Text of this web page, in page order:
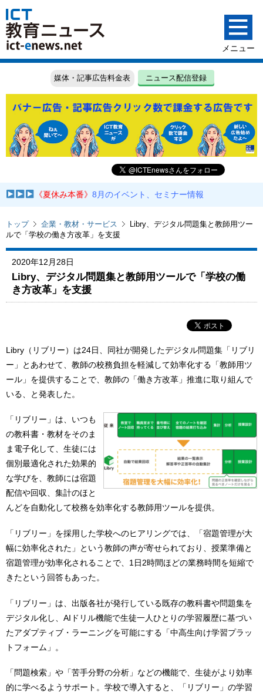
媒体・記事広告料金表 ニュース配信登録
《夏休み本番》8月のイベント、セミナー情報
トップ 企業・教材・サービス
Libry、デジタル問題集と教師用ツー
ルで「学校の働き方改革」を支援
2020年12月28日
Libry、デジタル問題集と教師用ツールで「学校の働
き方改革」を支援
Libry（リブリー）は24日、同社が開発したデジタル問題集「リブリ
ー」とあわせて、教師の校務負担を軽減して効率化する「教師用ツ
ール」を提供することで、教師の「働き方改革」推進に取り組んで
いる、と発表した。
「リブリー」は、いつも
の教科書・教材をそのま
ま電子化して、生徒には
個別最適化された効果的
な学びを、教師には宿題
配信や回収、集計のほと
んどを自動化して校務を効率化する教師用ツールを提供。
「リブリー」を採用した学校へのヒアリングでは、「宿題管理が大
幅に効率化された」という教師の声が寄せられており、授業準備と
宿題管理が効率化されることで、1日2時間ほどの業務時間を短縮で
きたという回答もあった。
「リブリー」は、出版各社が発行している既存の教科書や問題集を
デジタル化し、AIドリル機能で生徒一人ひとりの学習履歴に基づい
たアダプティブ・ラーニングを可能にする「中高生向け学習プラッ
トフォーム」。
「問題検索」や「苦手分野の分析」などの機能で、生徒がより効率
的に学べるようサポート。学校で導入すると、「リブリー」の学習